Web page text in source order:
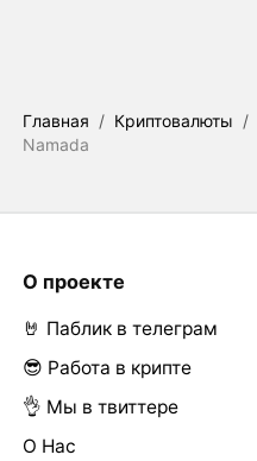
Главная / Криптовалюты /
Namada
О проекте
🤘 Паблик в телеграм
😎 Работа в крипте
👌 Мы в твиттере
О Нас